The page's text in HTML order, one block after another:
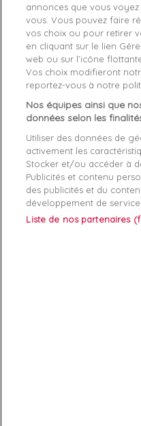
Référence 1U87903842-0RV
Fiche technique
Couleur
Rayon
Démarque 38 %
Références spécifiques
annonces que vous
vous. Vous pouvez faire
vos choix ou pour retirer
en cliquant sur le lien
web ou sur l’icône
Vos choix modifieront
reportez-vous à notre
Nos équipes ainsi que
données selon les
Utiliser des données de
activement les
Stocker et/ou accéder à
Publicités et contenu
des publicités et du
développement de
Liste de nos partenaires